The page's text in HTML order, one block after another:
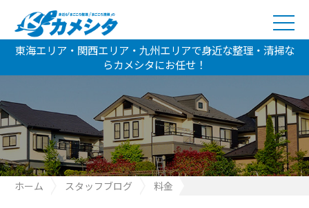
東海エリア・関西エリア・九州エリアで身近な整理・清掃な
らカメシタにお任せ！
ホーム スタッフブログ
料金